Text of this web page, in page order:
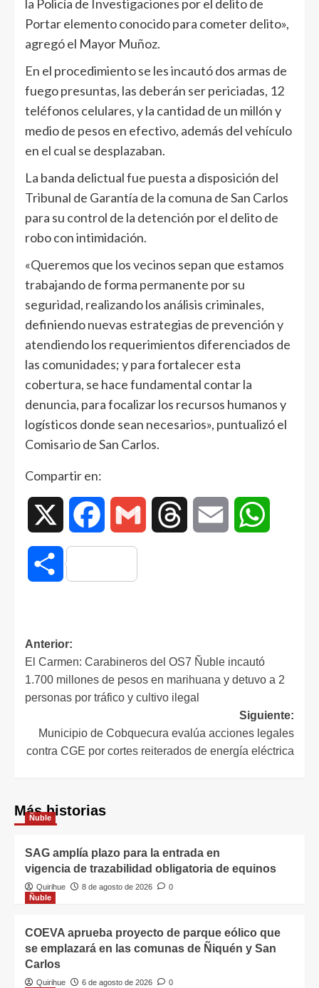
la Policía de Investigaciones por el delito de
Portar elemento conocido para cometer delito»,
agregó el Mayor Muñoz.
En el procedimiento se les incautó dos armas de
fuego presuntas, las deberán ser periciadas, 12
teléfonos celulares, y la cantidad de un millón y
medio de pesos en efectivo, además del vehículo
en el cual se desplazaban.
La banda delictual fue puesta a disposición del
Tribunal de Garantía de la comuna de San Carlos
para su control de la detención por el delito de
robo con intimidación.
«Queremos que los vecinos sepan que estamos
trabajando de forma permanente por su
seguridad, realizando los análisis criminales,
definiendo nuevas estrategias de prevención y
atendiendo los requerimientos diferenciados de
las comunidades; y para fortalecer esta
cobertura, se hace fundamental contar la
denuncia, para focalizar los recursos humanos y
logísticos donde sean necesarios», puntualizó el
Comisario de San Carlos.
Compartir en:
Facebook Gmail Threads Email
Compartir
Anterior:
El Carmen: Carabineros del OS7 Ñuble incautó
1.700 millones de pesos en marihuana y detuvo a 2
personas por tráfico y cultivo ilegal
Siguiente:
Municipio de Cobquecura evalúa acciones legales
contra CGE por cortes reiterados de energía eléctrica
Más historias
Ñuble
SAG amplía plazo para la entrada en
vigencia de trazabilidad obligatoria de equinos
Quirihue 8 de agosto de 2026
0
Ñuble
COEVA aprueba proyecto de parque eólico que
se emplazará en las comunas de Ñiquén y San
Carlos
Quirihue 6 de agosto de 2026
0